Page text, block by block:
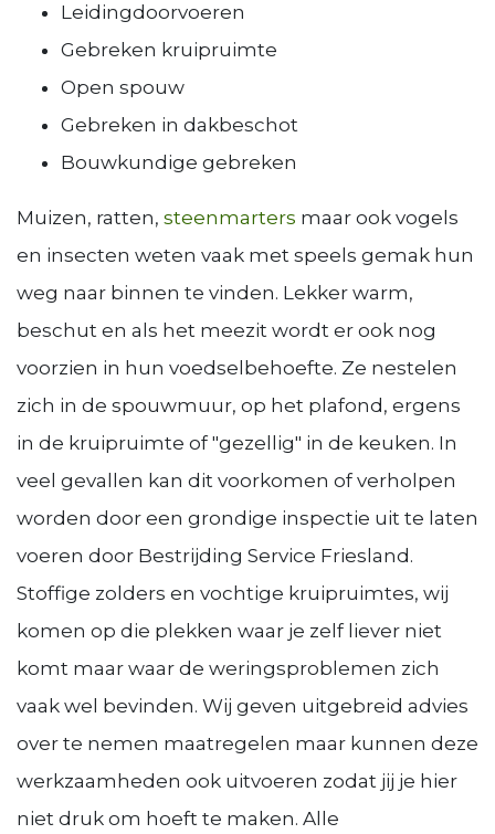
Leidingdoorvoeren
Gebreken kruipruimte
Open spouw
Gebreken in dakbeschot
Bouwkundige gebreken
Muizen, ratten, steenmarters maar ook vogels
en insecten weten vaak met speels gemak hun
weg naar binnen te vinden. Lekker warm,
beschut en als het meezit wordt er ook nog
voorzien in hun voedselbehoefte. Ze nestelen
zich in de spouwmuur, op het plafond, ergens
in de kruipruimte of "gezellig" in de keuken. In
veel gevallen kan dit voorkomen of verholpen
worden door een grondige inspectie uit te laten
voeren door Bestrijding Service Friesland.
Stoffige zolders en vochtige kruipruimtes, wij
komen op die plekken waar je zelf liever niet
komt maar waar de weringsproblemen zich
vaak wel bevinden. Wij geven uitgebreid advies
over te nemen maatregelen maar kunnen deze
werkzaamheden ook uitvoeren zodat jij je hier
niet druk om hoeft te maken. Alle